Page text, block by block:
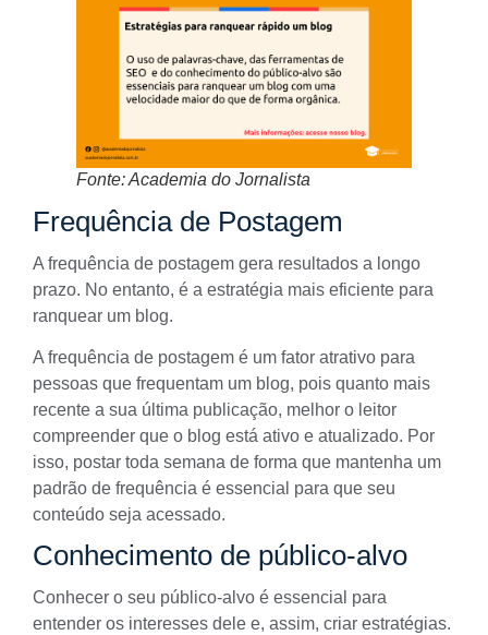
Fonte: Academia do Jornalista
Frequência de Postagem
A frequência de postagem gera resultados a longo
prazo. No entanto, é a estratégia mais eficiente para
ranquear um blog.
A frequência de postagem é um fator atrativo para
pessoas que frequentam um blog, pois quanto mais
recente a sua última publicação, melhor o leitor
compreender que o blog está ativo e atualizado. Por
isso, postar toda semana de forma que mantenha um
padrão de frequência é essencial para que seu
conteúdo seja acessado.
Conhecimento de público-alvo
Conhecer o seu público-alvo é essencial para
entender os interesses dele e, assim, criar estratégias.